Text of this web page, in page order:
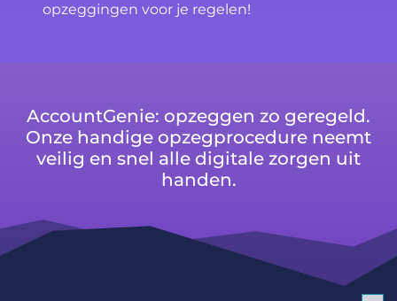
opzeggingen voor je regelen!
AccountGenie: opzeggen zo geregeld.
Onze handige opzegprocedure neemt
veilig en snel alle digitale zorgen uit
handen.